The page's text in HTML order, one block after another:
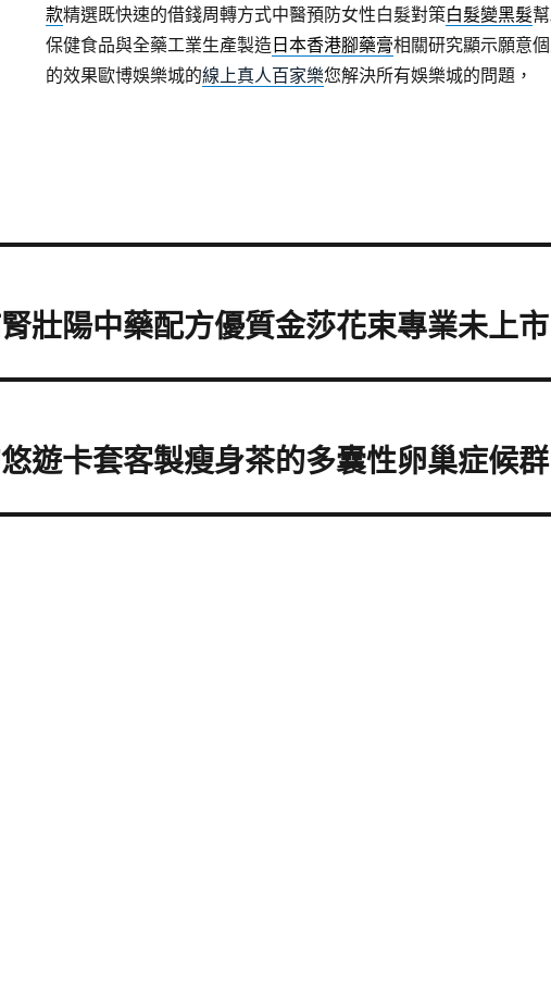
款精選既快速的借錢周轉方式中醫預防女性白髮對策白髮變黑髮
保健食品與全藥工業生產製造 日本香港腳藥膏相關研究顯示願意
的效果歐博娛樂城的線上真人百家樂您解決所有娛樂城的問題，
壯陽中藥配方優質金莎花束專業未上市
遊卡套客製瘦身茶的多囊性卵巢症候群